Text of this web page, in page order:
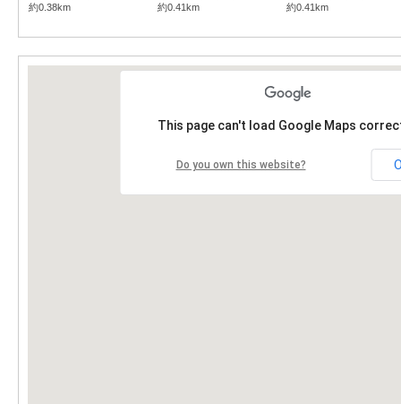
約0.38km
約0.41km
約0.41km
This page can't load Google Maps
Do you own this website?